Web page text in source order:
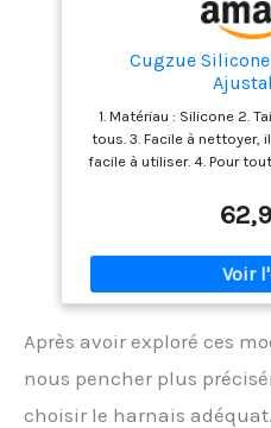
Cugzue
1. Matériau : Silicone 2.
tous. 3. Facile à nettoyer,
facile à utiliser. 4. Pour
aiderons à
Après avoir exploré ces
nous pencher plus
choisir le harnais adéquat.